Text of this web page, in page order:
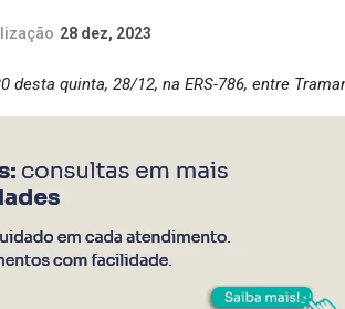
28 dez, 2023
desta quinta, 28/12, na ERS-786, entre